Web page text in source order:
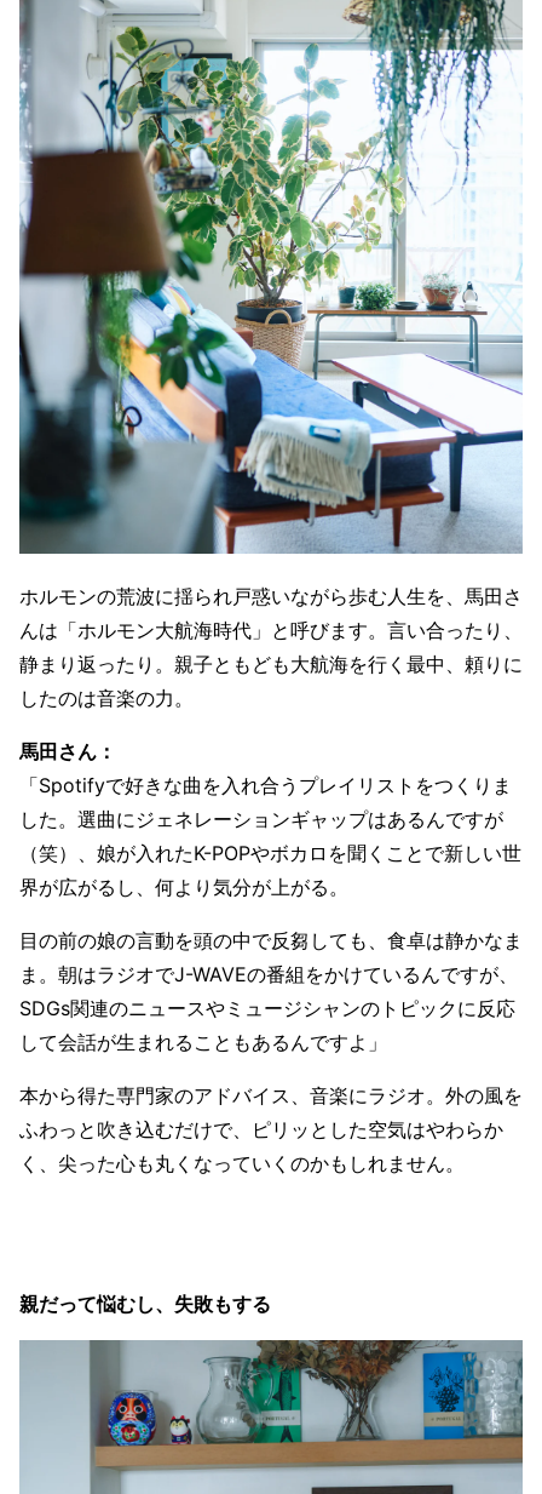
ホルモンの荒波に揺られ戸惑いながら歩む人生を、馬田さ
んは「ホルモン大航海時代」と呼びます。言い合ったり、
静まり返ったり。親子ともども大航海を行く最中、頼りに
したのは音楽の力。
馬田さん：
「Spotifyで好きな曲を入れ合うプレイリストをつくりま
した。選曲にジェネレーションギャップはあるんですが
（笑）、娘が入れたK-POPやボカロを聞くことで新しい世
界が広がるし、何より気分が上がる。
目の前の娘の言動を頭の中で反芻しても、食卓は静かなま
ま。朝はラジオでJ-WAVEの番組をかけているんですが、
SDGs関連のニュースやミュージシャンのトピックに反応
して会話が生まれることもあるんですよ」
本から得た専門家のアドバイス、音楽にラジオ。外の風を
ふわっと吹き込むだけで、ピリッとした空気はやわらか
く、尖った心も丸くなっていくのかもしれません。
親だって悩むし、失敗もする